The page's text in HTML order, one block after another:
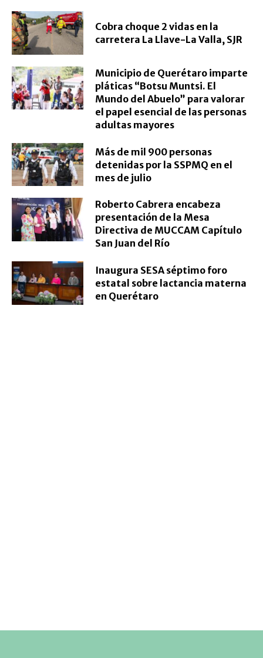
Cobra choque 2 vidas en la
carretera La Llave-La Valla, SJR
Municipio de Querétaro imparte
pláticas “Botsu Muntsi. El
Mundo del Abuelo” para valorar
el papel esencial de las personas
adultas mayores
Más de mil 900 personas
detenidas por la SSPMQ en el
mes de julio
Roberto Cabrera encabeza
presentación de la Mesa
Directiva de MUCCAM Capítulo
San Juan del Río
Inaugura SESA séptimo foro
estatal sobre lactancia materna
en Querétaro